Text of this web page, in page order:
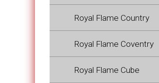
Royal Flame Country
Royal Flame Coventry
Royal Flame Cube